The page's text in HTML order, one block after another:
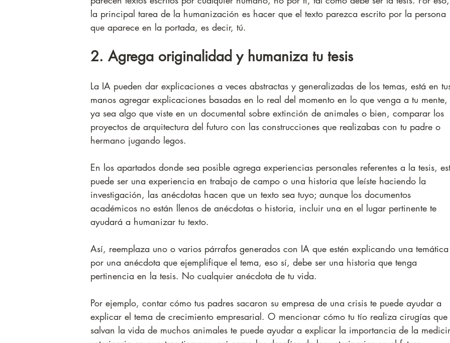
la principal tarea de la humanización es hacer que el texto parezca escrito por la persona
que aparece en la portada, es decir, tú.
2. Agrega originalidad y humaniza tu tesis
La IA pueden dar explicaciones a veces abstractas y generalizadas de los temas, está en
manos agregar explicaciones basadas en lo real del momento en lo que venga a tu mente,
ya sea algo que viste en un documental sobre extinción de animales o bien, comparar los
proyectos de arquitectura del futuro con las construcciones que realizabas con tu padre o
hermano jugando legos.
En los apartados donde sea posible agrega experiencias personales referentes a la tesis,
puede ser una experiencia en trabajo de campo o una historia que leíste haciendo la
investigación, las anécdotas hacen que un texto sea tuyo; aunque los documentos
académicos no están llenos de anécdotas o historia, incluir una en el lugar pertinente te
ayudará a humanizar tu texto.
Así, reemplaza uno o varios párrafos generados con IA que estén explicando una temática
por una anécdota que ejemplifique el tema, eso sí, debe ser una historia que tenga
pertinencia en la tesis. No cualquier anécdota de tu vida.
Por ejemplo, contar cómo tus padres sacaron su empresa de una crisis te puede ayudar a
explicar el tema de crecimiento empresarial. O mencionar cómo tu tío realiza cirugías que
salvan la vida de muchos animales te puede ayudar a explicar la importancia de la